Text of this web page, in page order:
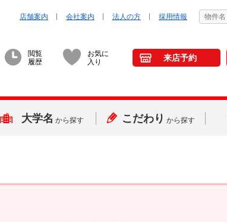
店舗案内 会社案内 法人の方 採用情報
閲覧
履歴
お気に
入り
来店予約
大学名 から探す こだわり から探す